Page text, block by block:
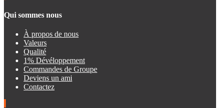
Qui sommes nous
À propos de nous
Valeurs
Qualité
1% Dévéloppement
Commandes de Groupe
Deviens un ami
Contactez